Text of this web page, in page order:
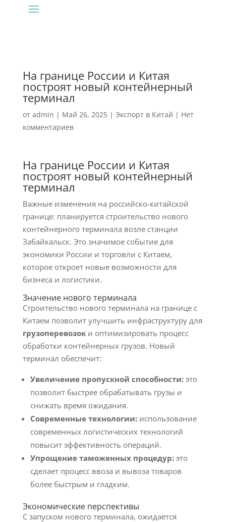
На границе России и Китая
построят новый контейнерный
терминал
от admin | Май 26, 2025| Экспорт в Китай | Нет
комментариев
На границе России и Китая
построят новый контейнерный
терминал
Важные изменения на российско-китайской
границе: планируется строительство нового
контейнерного терминала возле станции
Забайкальск. Это значимое событие для
экономики России и торговли с Китаем,
которое откроет новые возможности для
бизнеса и логистики.
Значение нового терминала
Строительство нового терминала на границе с
Китаем позволит улучшить инфраструктуру для
грузоперевозоки оптимизировать процесс
обработки контейнерных грузов. Новый
терминал обеспечит:
Увеличение пропускной способности:это
позволит быстрее обрабатывать грузы и
снижать время ожидания.
Современные технологии:использование
современных логистических технологий
повысит эффективность операций.
Упрощение таможенных процедур:это
сделает процесс ввоза и вывоза товаров
более быстрым и гладким.
Экономические перспективы
С запуском нового терминала, ожидается